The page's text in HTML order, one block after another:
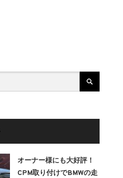
オーナー様にも大好評！
CPM取り付けでBMWの走